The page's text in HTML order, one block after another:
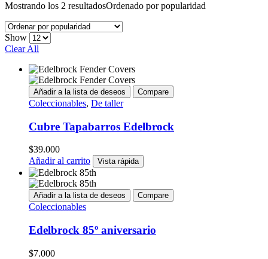
Mostrando los 2 resultadosOrdenado por popularidad
Show
Clear All
Añadir a la lista de deseos Compare
Coleccionables, De taller
Cubre Tapabarros Edelbrock
$39.000
Añadir al carrito
Vista rápida
Añadir a la lista de deseos Compare
Coleccionables
Edelbrock 85º aniversario
$7.000